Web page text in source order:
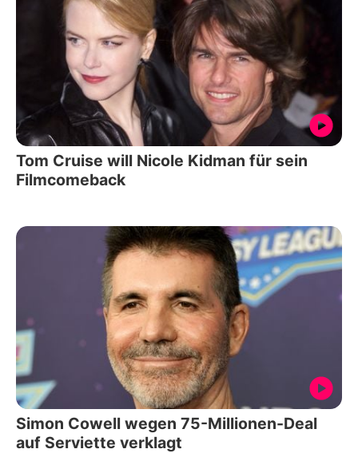
Tom Cruise will Nicole Kidman für sein
Filmcomeback
Simon Cowell wegen 75-Millionen-Deal
auf Serviette verklagt